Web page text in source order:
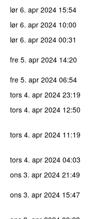
lør 6. apr 2024 15:54
lør 6. apr 2024 10:00
lør 6. apr 2024 00:31
fre 5. apr 2024 14:20
fre 5. apr 2024 06:54
tors 4. apr 2024 23:19
tors 4. apr 2024 12:50
tors 4. apr 2024 11:19
tors 4. apr 2024 04:03
ons 3. apr 2024 21:49
ons 3. apr 2024 15:47